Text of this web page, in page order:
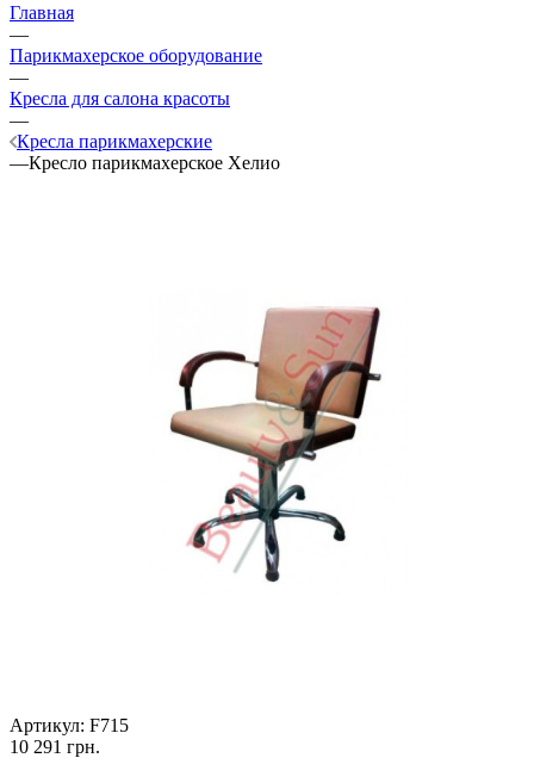
Главная
—
Парикмахерское оборудование
—
Кресла для салона красоты
—
Кресла парикмахерские
—Кресло парикмахерское Хелио
Артикул: F715
10 291 грн.